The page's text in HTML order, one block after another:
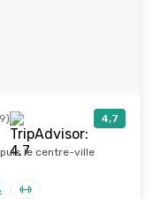
4,7
le centre-ville